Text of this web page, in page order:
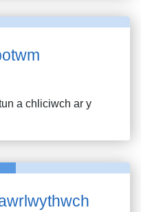
a chliciwch ar y